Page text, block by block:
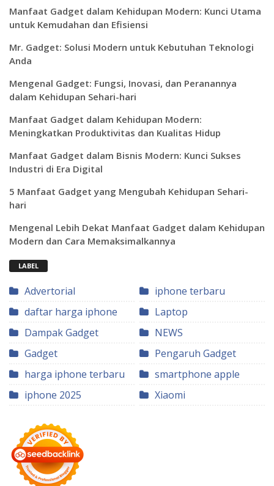
Manfaat Gadget dalam Kehidupan Modern: Kunci Utama
untuk Kemudahan dan Efisiensi
Mr. Gadget: Solusi Modern untuk Kebutuhan Teknologi
Anda
Mengenal Gadget: Fungsi, Inovasi, dan Peranannya
dalam Kehidupan Sehari-hari
Manfaat Gadget dalam Kehidupan Modern:
Meningkatkan Produktivitas dan Kualitas Hidup
Manfaat Gadget dalam Bisnis Modern: Kunci Sukses
Industri di Era Digital
5 Manfaat Gadget yang Mengubah Kehidupan Sehari-
hari
Mengenal Lebih Dekat Manfaat Gadget dalam Kehidupan
Modern dan Cara Memaksimalkannya
LABEL
Advertorial
daftar harga iphone
Dampak Gadget
Gadget
harga iphone terbaru
iphone 2025
iphone terbaru
Laptop
NEWS
Pengaruh Gadget
smartphone apple
Xiaomi